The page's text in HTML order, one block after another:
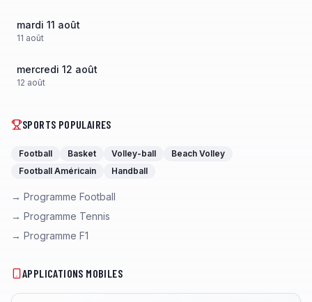
mardi 11 août
11 août
mercredi 12 août
12 août
SPORTS POPULAIRES
Football Basket Volley-ball
Beach Volley
Football Américain
Handball
→ Programme Football
→ Programme Tennis
→ Programme F1
APPLICATIONS MOBILES